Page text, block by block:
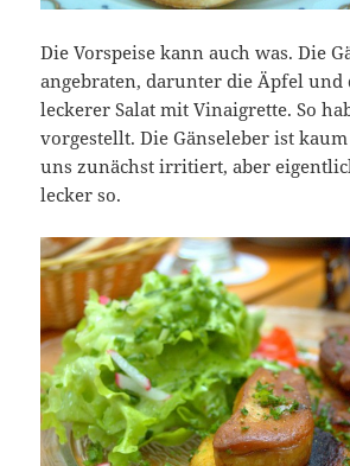
Die Vorspeise kann auch was. Die
angebraten, darunter die Äpfel und
leckerer Salat mit Vinaigrette. So
vorgestellt. Die Gänseleber ist
uns zunächst irritiert, aber
lecker so.